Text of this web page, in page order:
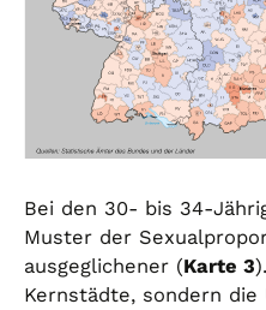
Bei den 30- bis 34-
Muster der
ausgeglichener (Karte 3
Kernstädte, sondern